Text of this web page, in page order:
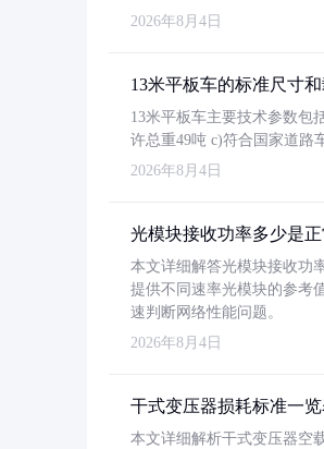
2026年8月4日
13米平板车的标准尺寸
13米平板车主要技术参数包
许总重49吨 c)符合国家道路
2026年8月4日
光模块接收功率多少是正
本文详细解答光模块接收功
提供不同速率光模块的参考
速判断网络性能问题。
2026年8月4日
干式变压器损耗标准一
本文详细解析干式变压器空